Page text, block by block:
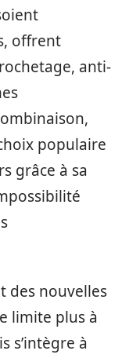
offrent
anti-
populaire
grâce à sa
des nouvelles
limite plus à
s’intègre à